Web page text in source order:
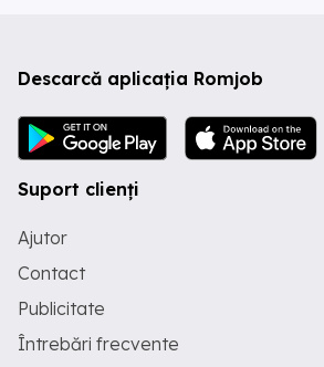
Descarcă aplicația Romjob
Suport clienți
Ajutor
Contact
Publicitate
Întrebări frecvente